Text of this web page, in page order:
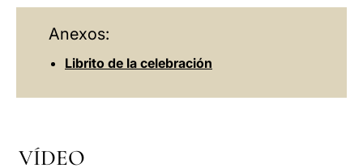
Anexos:
Librito de la celebración
VÍDEO